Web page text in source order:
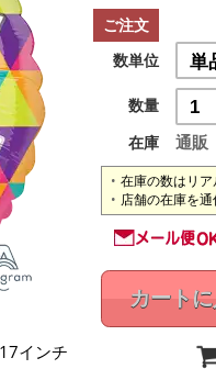
インチ
ご注文
数単位
数量
在庫
通販
在庫の数はリア
店舗の在庫を通
カート